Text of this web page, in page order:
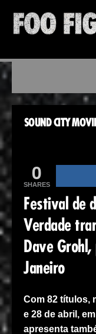
SOUND CITY
0
SHARES
Festival de
Verdade
Dave Grohl,
Janeiro
Com 82 títulos,
e 28 de abril,
apresenta